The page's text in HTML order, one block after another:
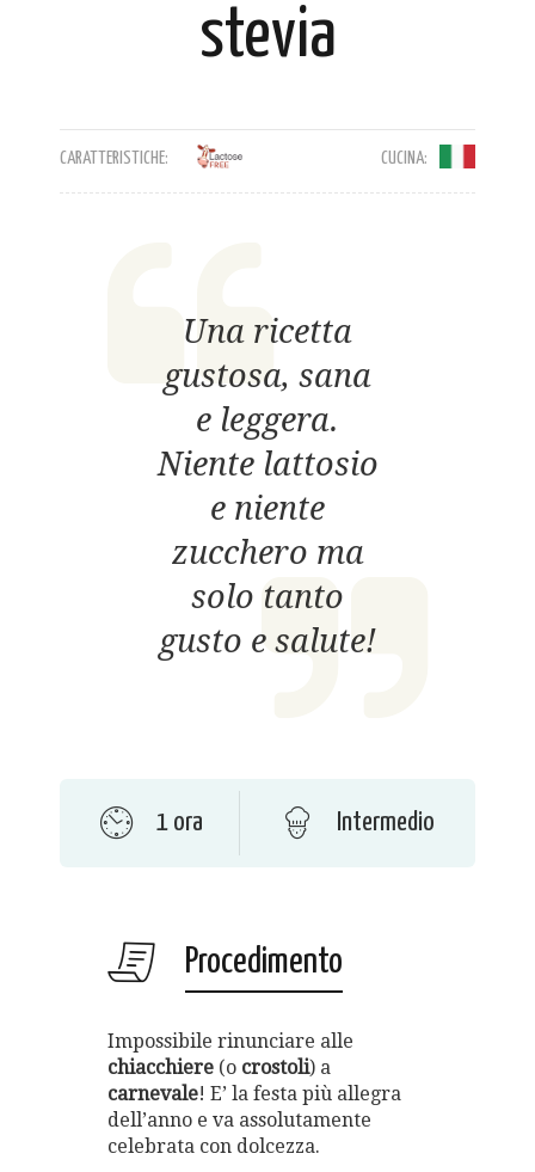
stevia
CARATTERISTICHE: CUCINA:
Una ricetta
gustosa, sana
e leggera.
Niente lattosio
e niente
zucchero ma
solo tanto
gusto e salute!
1 ora Intermedio
Procedimento
Impossibile rinunciare alle
chiacchiere (o crostoli) a
carnevale! E’ la festa più allegra
dell’anno e va assolutamente
celebrata con dolcezza.